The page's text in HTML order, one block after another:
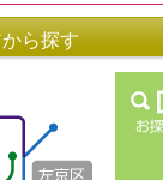
ら探す